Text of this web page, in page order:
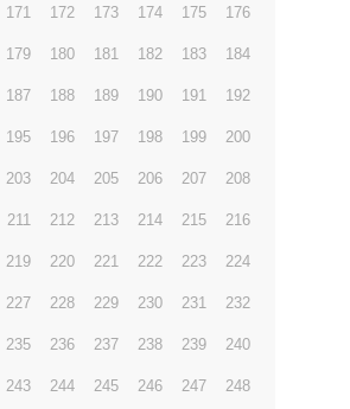
171 172 173 174 175 176
179 180 181 182 183 184
187 188 189 190 191 192
195 196 197 198 199 200
203 204 205 206 207 208
211 212 213 214 215 216
219 220 221 222 223 224
227 228 229 230 231 232
235 236 237 238 239 240
243 244 245 246 247 248